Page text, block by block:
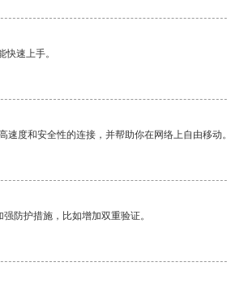
速上手。
度和安全性的连接，并帮助你在网络上自由移动。
防护措施，比如增加双重验证。